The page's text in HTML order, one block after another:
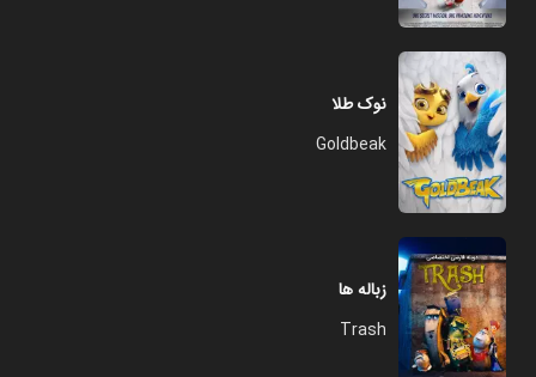
نوک طلا
Goldbeak
زباله ها
Trash